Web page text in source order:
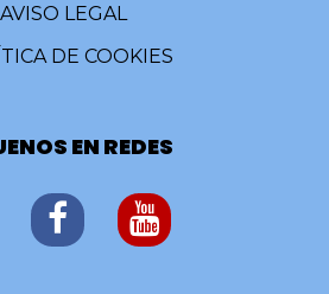
AVISO LEGAL
DE COOKIES
EN REDES